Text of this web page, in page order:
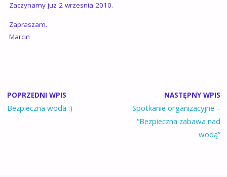
Zaczynamy juz 2 wrzesnia 2010.
Zapraszam.
Marcin
POPRZEDNI WPIS
Bezpieczna woda :)
NASTĘPNY WPIS
Spotkanie organizacyjne –
“Bezpieczna zabawa nad
wodą”